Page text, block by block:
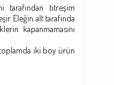
tarafından titreşim
Eleğin alt tarafında
kapanmamasını
iki boy ürün